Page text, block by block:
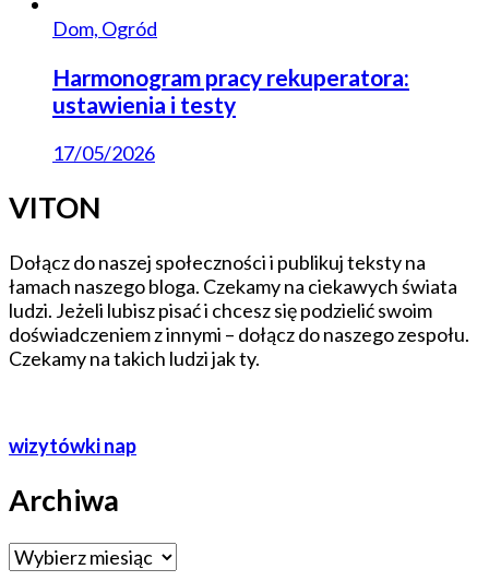
Dom, Ogród
Harmonogram pracy rekuperatora:
ustawienia i testy
17/05/2026
VITON
Dołącz do naszej społeczności i publikuj teksty na
łamach naszego bloga. Czekamy na ciekawych świata
ludzi. Jeżeli lubisz pisać i chcesz się podzielić swoim
doświadczeniem z innymi – dołącz do naszego zespołu.
Czekamy na takich ludzi jak ty.
wizytówki nap
Archiwa
Archiwa